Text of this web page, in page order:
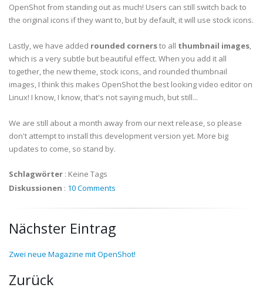
OpenShot from standing out as much! Users can still switch back to
the original icons if they want to, but by default, it will use stock icons.
Lastly, we have added rounded cornersto all thumbnail images,
which is a very subtle but beautiful effect. When you add it all
together, the new theme, stock icons, and rounded thumbnail
images, I think this makes OpenShot the best looking video editor on
Linux! I know, I know, that's not saying much, but still...
We are still about a month away from our next release, so please
don't attempt to install this development version yet. More big
updates to come, so stand by.
Schlagwörter : Keine Tags
Diskussionen : 10 Comments
Nächster Eintrag
Zwei neue Magazine mit OpenShot!
Zurück